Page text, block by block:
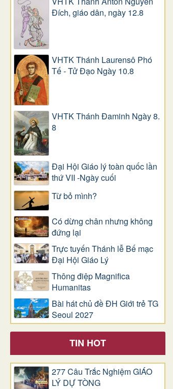
Ðích, giáo dân, ngày 12.8
VHTK Thánh Laurensô Phó
Tế - Tử Đạo Ngày 10.8
VHTK Thánh Đaminh Ngày 8.
8
Đại Hội Giáo lý toàn quốc lần
thứ VII -Ngày cuối
Từ bỏ mình?
Có dừng chân nhưng không
đứng lại
Trực tuyến Thánh lễ Bế mạc
Đại Hội Giáo Lý
Thông điệp Magnifica
Humanitas
Bài hát chủ đề ĐH Giới trẻ TG
Seoul 2027
TIN HOT
277 Câu Trắc Nghiệm GIÁO
LÝ DỰ TÒNG